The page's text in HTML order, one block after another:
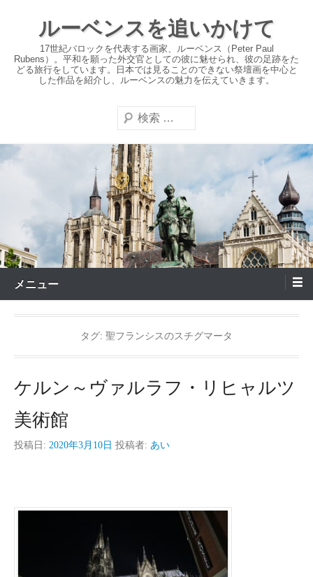
キ
ッ
ルーベンスを追いかけて
17世紀バロックを代表する画家、ルーベンス（Peter Paul
Rubens）。平和を願った外交官としての彼に魅せられ、彼の足跡をた
どる旅行をしています。日本では見ることのできない祭壇画を中心と
した作品を紹介し、ルーベンスの魅力を伝えていきます。
検
索
メニュー
タグ: 聖フランシスのスチグマータ
ケルン～ヴァルラフ・リヒャルツ
美術館
投稿日: 2020年3月10日 投稿者: あい